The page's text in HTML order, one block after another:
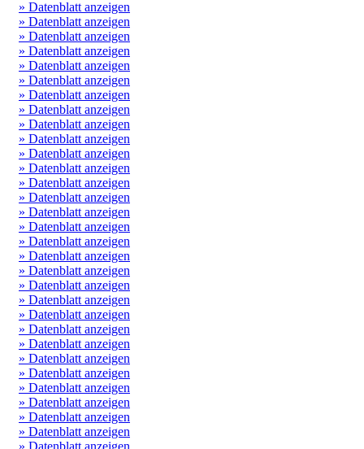
» Datenblatt anzeigen
» Datenblatt anzeigen
» Datenblatt anzeigen
» Datenblatt anzeigen
» Datenblatt anzeigen
» Datenblatt anzeigen
» Datenblatt anzeigen
» Datenblatt anzeigen
» Datenblatt anzeigen
» Datenblatt anzeigen
» Datenblatt anzeigen
» Datenblatt anzeigen
» Datenblatt anzeigen
» Datenblatt anzeigen
» Datenblatt anzeigen
» Datenblatt anzeigen
» Datenblatt anzeigen
» Datenblatt anzeigen
» Datenblatt anzeigen
» Datenblatt anzeigen
» Datenblatt anzeigen
» Datenblatt anzeigen
» Datenblatt anzeigen
» Datenblatt anzeigen
» Datenblatt anzeigen
» Datenblatt anzeigen
» Datenblatt anzeigen
» Datenblatt anzeigen
» Datenblatt anzeigen
» Datenblatt anzeigen
» Datenblatt anzeigen